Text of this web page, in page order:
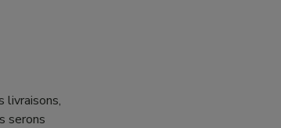
livraisons,
serons